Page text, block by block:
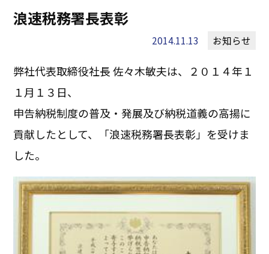
浪速税務署長表彰
2014.11.13 お知らせ
弊社代表取締役社長 佐々木敏夫は、２０１４年１
１月１３日、
申告納税制度の普及・発展及び納税道義の高揚に
貢献したとして、「浪速税務署長表彰」を受けま
した。